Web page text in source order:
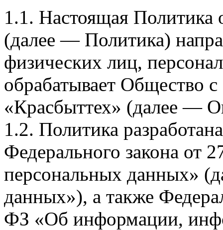
1.1. Настоящая Политика
(далее — Политика)
физических лиц,
обрабатывает Общество
«Красбыттех» (далее —
1.2. Политика
Федерального закона
персональных данных»
данных»), а также
ФЗ «Об информации,